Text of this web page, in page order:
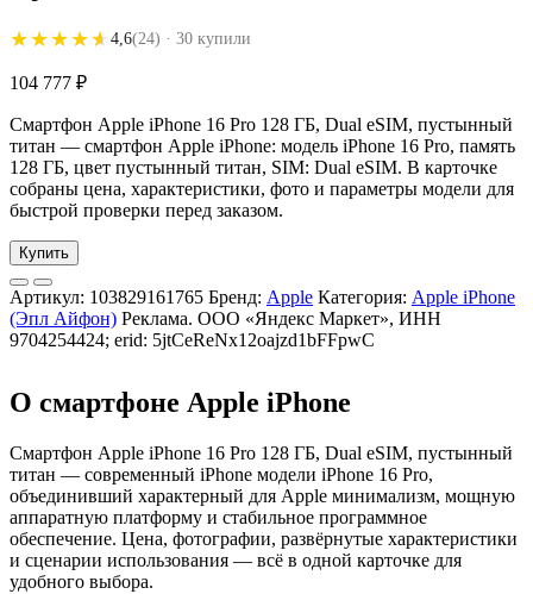
★★★★★
★★★★★ 4,6(24) · 30 купили
104 777 ₽
Смартфон Apple iPhone 16 Pro 128 ГБ, Dual eSIM, пустынный
титан — смартфон Apple iPhone: модель iPhone 16 Pro, память
128 ГБ, цвет пустынный титан, SIM: Dual eSIM. В карточке
собраны цена, характеристики, фото и параметры модели для
быстрой проверки перед заказом.
Купить
Артикул: 103829161765 Бренд: Apple Категория: Apple iPhone
(Эпл Айфон) Реклама. ООО «Яндекс Маркет», ИНН
9704254424; erid: 5jtCeReNx12oajzd1bFFpwC
О смартфоне Apple iPhone
Смартфон Apple iPhone 16 Pro 128 ГБ, Dual eSIM, пустынный
титан — современный iPhone модели iPhone 16 Pro,
объединивший характерный для Apple минимализм, мощную
аппаратную платформу и стабильное программное
обеспечение. Цена, фотографии, развёрнутые характеристики
и сценарии использования — всё в одной карточке для
удобного выбора.